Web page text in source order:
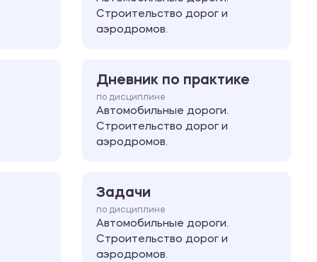
Строительство дорог и
аэродромов.
Дневник по практике
по дисциплине
Автомобильные дороги.
Строительство дорог и
аэродромов.
Задачи
по дисциплине
Автомобильные дороги.
Строительство дорог и
аэродромов.